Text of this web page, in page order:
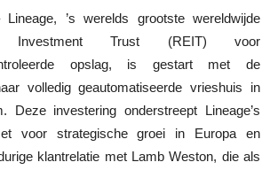
’s werelds grootste wereldwijde
Investment Trust (REIT) voor
opslag, is gestart met de
volledig geautomatiseerde vrieshuis in
Deze investering onderstreept Lineage’s
voor strategische groei in Europa en
klantrelatie met Lamb Weston, die als